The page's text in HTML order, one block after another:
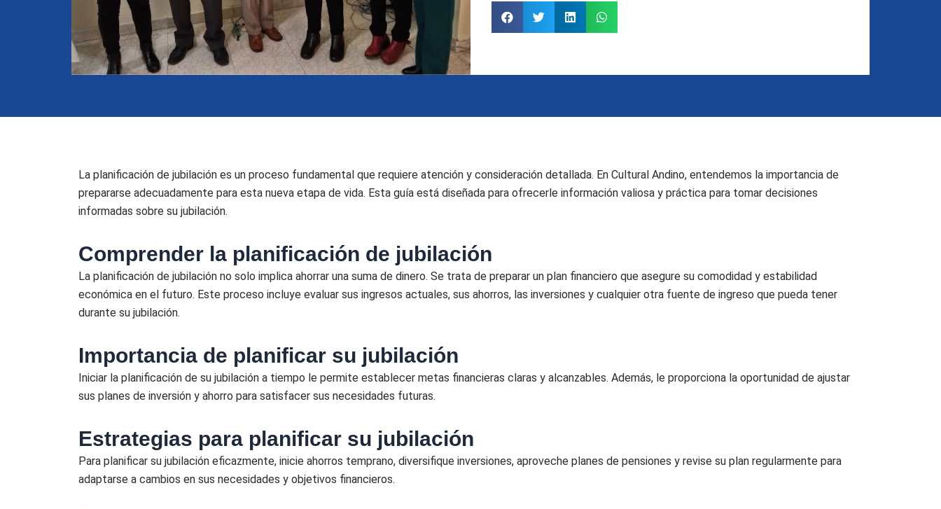
La planificación de jubilación es un proceso fundamental que requiere atención y consideración detallada. En Cultural Andino, entendemos la importancia de
prepararse adecuadamente para esta nueva etapa de vida. Esta guía está diseñada para ofrecerle información valiosa y práctica para tomar decisiones
informadas sobre su jubilación.
Comprender la planificación de jubilación
La planificación de jubilación no solo implica ahorrar una suma de dinero. Se trata de preparar un plan financiero que asegure su comodidad y estabilidad
económica en el futuro. Este proceso incluye evaluar sus ingresos actuales, sus ahorros, las inversiones y cualquier otra fuente de ingreso que pueda tener
durante su jubilación.
Importancia de planificar su jubilación
Iniciar la planificación de su jubilación a tiempo le permite establecer metas financieras claras y alcanzables. Además, le proporciona la oportunidad de ajustar
sus planes de inversión y ahorro para satisfacer sus necesidades futuras.
Estrategias para planificar su jubilación
Para planificar su jubilación eficazmente, inicie ahorros temprano, diversifique inversiones, aproveche planes de pensiones y revise su plan regularmente para
adaptarse a cambios en sus necesidades y objetivos financieros.